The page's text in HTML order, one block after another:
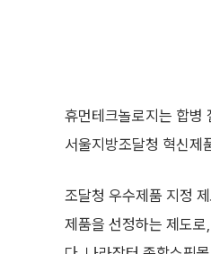
휴먼테크놀로지는 합병
서울지방조달청 혁신제
조달청 우수제품 지정
제품을 선정하는 제도